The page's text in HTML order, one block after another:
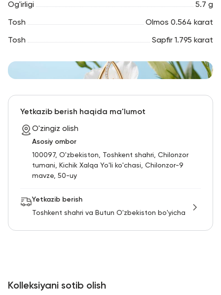
Og'irligi 5.7 g
Tosh Olmos 0.564 karat
Tosh Sapfir 1.795 karat
Yetkazib berish haqida ma'lumot
O'zingiz olish
Asosiy ombor
100097, O'zbekiston, Toshkent shahri, Chilonzor
tumani, Kichik Xalqa Yo'li ko'chasi, Chilonzor-9
mavze, 50-uy
Yetkazib berish
Toshkent shahri va Butun O'zbekiston bo'yicha
Kolleksiyani sotib olish